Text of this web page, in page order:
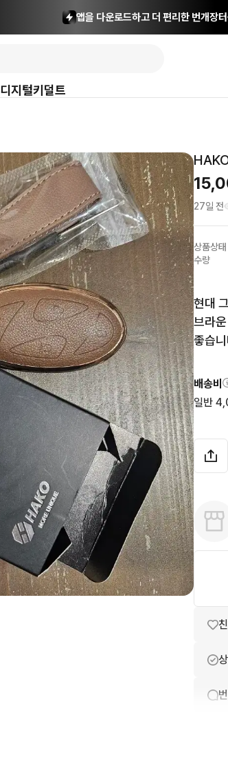
앱을 다운로드하고 더 편리한 번개장
디지털키덜트
27일 전
상품상태
수량
현대
브라
좋습
배송비
일반